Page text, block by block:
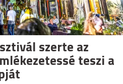
szerte az
teszi a